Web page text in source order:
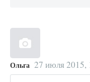
Ольга 27 июля 2015,